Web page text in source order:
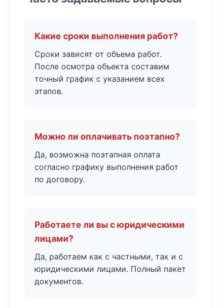
Какие сроки выполнения работ?
Сроки зависят от объема работ.
После осмотра объекта составим
точный график с указанием всех
этапов.
Можно ли оплачивать поэтапно?
Да, возможна поэтапная оплата
согласно графику выполнения работ
по договору.
Работаете ли вы с юридическими
лицами?
Да, работаем как с частными, так и с
юридическими лицами. Полный пакет
документов.